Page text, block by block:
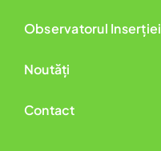
Observatorul Inserției
Noutăți
Contact